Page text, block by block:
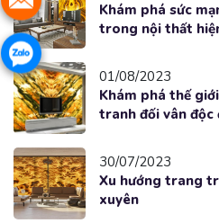
Khám phá sức
trong nội thất
01/08/2023
Khám phá thế
tranh đối vân độc
30/07/2023
Xu hướng trang
xuyên